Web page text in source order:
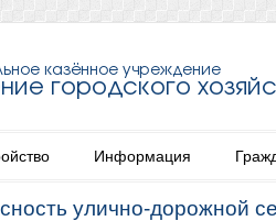
Информация
улично-дорожной